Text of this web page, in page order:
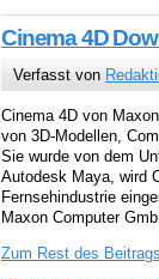
Cinema 4D
Verfasst von
Cinema 4D von
von 3D-Modellen,
Sie wurde von dem
Autodesk Maya, wird
Fernsehindustrie
Maxon Computer
Zum Rest des